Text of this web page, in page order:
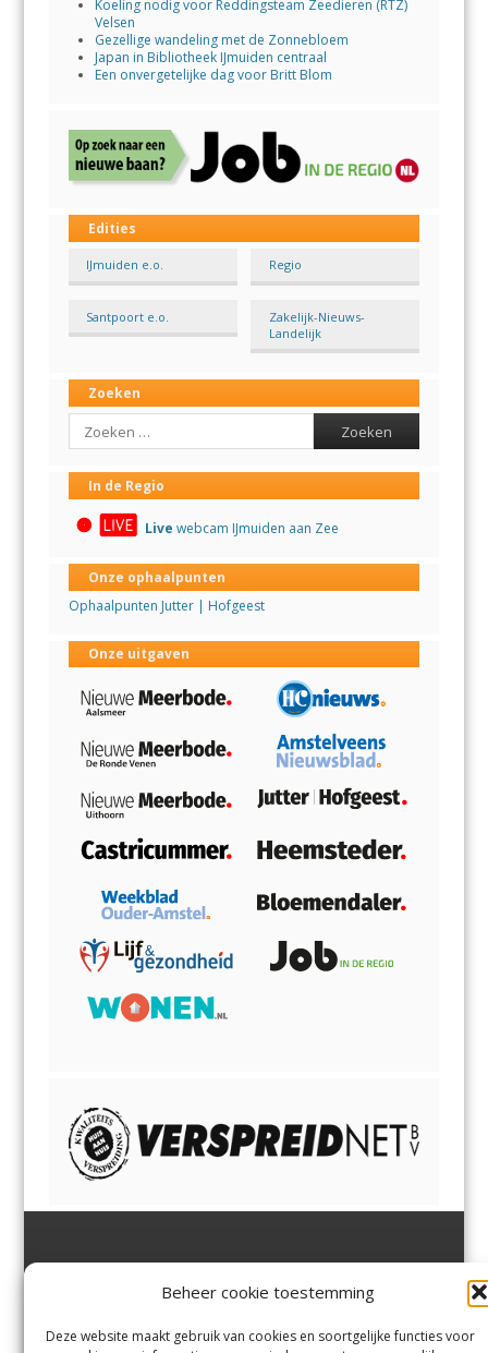
Beheer cookie toestemming
Deze website maakt gebruik van cookies en soortgelijke functies voor
Koeling nodig voor Reddingsteam Zeedieren (RTZ)
Velsen
Gezellige wandeling met de Zonnebloem
Japan in Bibliotheek IJmuiden centraal
Een onvergetelijke dag voor Britt Blom
Edities
IJmuiden e.o. Regio
Santpoort e.o.
Zakelijk-Nieuws-
Landelijk
Zoeken
Search
In de Regio
Live webcam IJmuiden aan Zee
Onze ophaalpunten
Ophaalpunten Jutter | Hofgeest
Onze uitgaven
Margadantstraat 34
0255-533900
Velserbroek,Velsen-Zuid,
Zuid,Driehuisen